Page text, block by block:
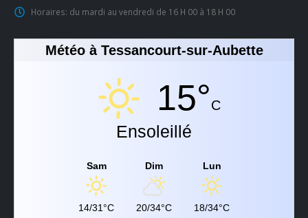
Horaires: du mardi au vendredi de 16 H 00 à 18 H 00
Météo à Tessancourt-sur-Aubette
15°C
Ensoleillé
Sam
14/31°C
Dim
20/34°C
Lun
18/34°C